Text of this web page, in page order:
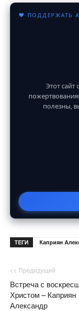
♥ ПОДДЕРЖАТЬ
Этот сайт
полезны,
ТЕГИ Каприян
<< Предидущий
Встреча с
Христом – Каприян
Александр